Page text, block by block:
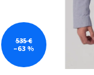
535 €
–63 %